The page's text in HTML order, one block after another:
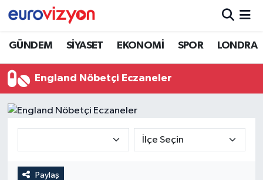
GÜNDEM SİYASET EKONOMİ SPOR LONDRA
England Nöbetçi Eczaneler
Paylaş